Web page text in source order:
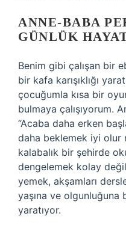
ANNE-BABA
GÜNLÜK
Benim gibi çalışan bir
bir kafa karışıklığı
çocuğumla kısa bir
bulmaya çalışıyorum.
“Acaba daha erken
daha beklemek iyi olur
kalabalık bir şehirde
dengelemek kolay
yemek, akşamları
yaşına ve olgunluğuna
yaratıyor.